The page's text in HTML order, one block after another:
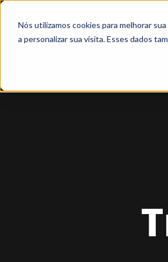
Nós utilizamos cookies para melhorar
a personalizar sua visita. Esses dados